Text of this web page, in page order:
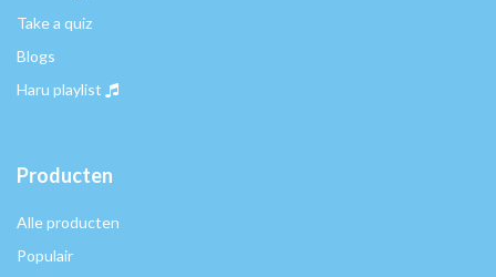
Take a quiz
Blogs
Haru playlist
Producten
Alle producten
Populair